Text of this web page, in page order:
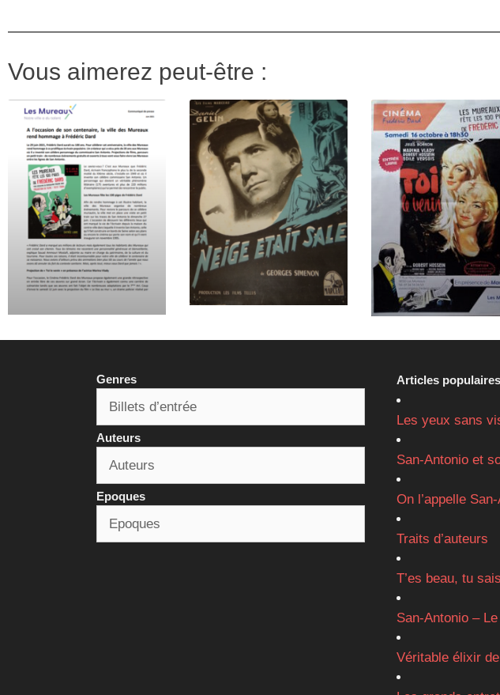
Vous aimerez peut-être :
Genres
Auteurs
Epoques
Articles
Les yeux sans
San-Antonio et
On l’appelle
Traits d’auteurs
T’es beau, tu
San-Antonio –
Véritable élixir